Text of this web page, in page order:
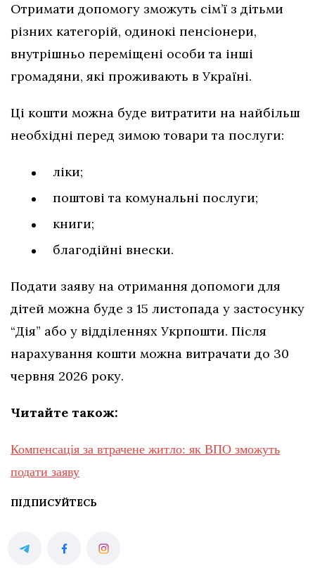
Отримати допомогу зможуть сім’ї з дітьми
різних категорій, одинокі пенсіонери,
внутрішньо переміщені особи та інші
громадяни, які проживають в Україні.
Ці кошти можна буде витратити на найбільш
необхідні перед зимою товари та послуги:
ліки;
поштові та комунальні послуги;
книги;
благодійні внески.
Подати заяву на отримання допомоги для
дітей можна буде з 15 листопада у застосунку
“Дія” або у відділеннях Укрпошти. Після
нарахування кошти можна витрачати до 30
червня 2026 року.
Читайте також:
Компенсація за втрачене житло: як ВПО зможуть
подати заяву
ПІДПИСУЙТЕСЬ